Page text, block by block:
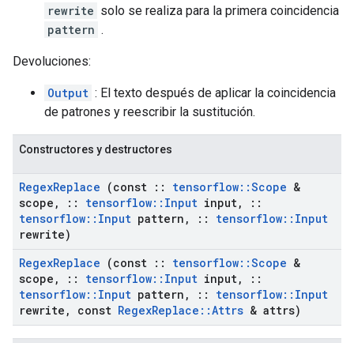
rewrite solo se realiza para la primera coincidencia
pattern .
Devoluciones:
Output : El texto después de aplicar la coincidencia
de patrones y reescribir la sustitución.
Constructores y destructores
RegexReplace (const :: tensorflow::Scope &
scope , :: tensorflow:: Input input,
::
tensorflow:: Input pattern , :: tensorflow:: Input
rewrite)
RegexReplace (const :: tensorflow::Scope &
scope , :: tensorflow:: Input input,
::
tensorflow:: Input pattern , :: tensorflow:: Input
rewrite , const RegexReplace ::Attrs & attrs)